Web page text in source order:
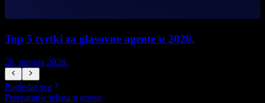
Top 5 tvrtki za glasovne agente u 2026.
28. travnja 2026.
Pogledaj sve
Pretvaranje teksta u govor